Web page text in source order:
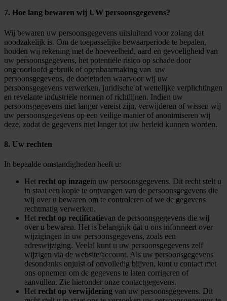
7. Hoe lang bewaren wij UW persoonsgegevens?
Wij bewaren uw persoonsgegevens uitsluitend voor zolang dat
noodzakelijk is. Om de toepasselijke bewaarperiode te bepalen,
houden wij rekening met de hoeveelheid, aard en gevoeligheid van
uw persoonsgegevens, het potentiële risico op schade door
ongeoorloofd gebruik of openbaarmaking van uw
persoonsgegevens, de doeleinden waarvoor wij uw
persoonsgegevens verwerken, juridische of wettelijke verplichtingen
en revelante industriële normen of richtlijnen. Indien uw
persoonsgegevens niet langer vereist zijn, verwijderen of wissen wij
uw persoonsgegevens op een veilige manier of anonimiseren wij
deze, zodat de gegevens niet langer tot uw herleid kunnen worden.
8. Uw rechten
In bepaalde omstandigheden heeft u:
Het recht op inzagein uw persoonsgegevens. Dit recht stelt u
in staat een kopie te ontvangen van de persoonsgegevens die
wij over u bewaren om te controleren of we de gegevens
rechtmatig verwerken.
Het recht op rectificatievan de persoonsgegevens die wij
over u bewaren. Het is belangrijk dat u ons informeert over
wijzigingen in uw persoonsgegevens, zoals een
adreswijziging. Veelal kunt u uw persoonsgegevens zelf
wijzigen via de website/account. Als uw persoonsgegevens
desondanks onjuist of onvolledig blijven, kunt u contact met
ons opnemen om de gegevens te laten corrigeren of
aanvullen. Zie hieronder onze contactgegevens.
Het recht op verwijdering van uw persoonsgegevens. Dit